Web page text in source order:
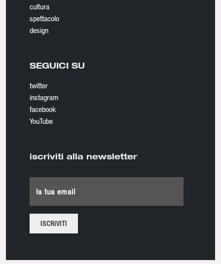
cultura
spettacolo
design
SEGUICI SU
twitter
instagram
facebook
YouTube
iscriviti alla newsletter
la tua email